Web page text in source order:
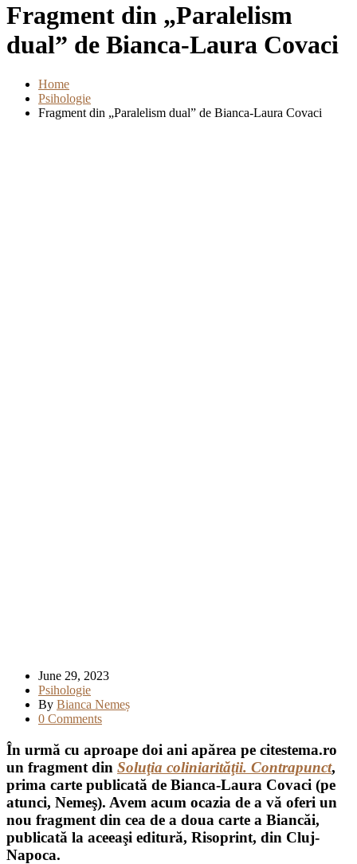
Fragment din „Paralelism
dual” de Bianca-Laura Covaci
Home
Psihologie
Fragment din „Paralelism dual” de Bianca-Laura Covaci
June 29, 2023
Psihologie
By Bianca Nemeș
0 Comments
În urmă cu aproape doi ani apărea pe citestema.ro
un fragment din Soluţia coliniarităţii. Contrapunct,
prima carte publicată de Bianca-Laura Covaci (pe
atunci, Nemeş). Avem acum ocazia de a vă oferi un
nou fragment din cea de a doua carte a Biancăi,
publicată la aceeaşi editură, Risoprint, din Cluj-
Napoca.